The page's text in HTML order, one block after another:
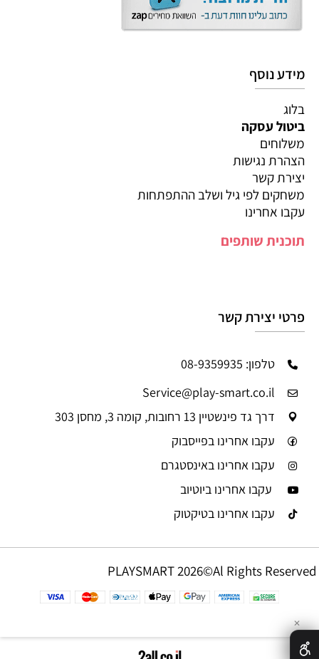
מידע נוסף
בלוג
ביטול עסקה
משלוחים
הצהרת נגישות
יצירת קשר
משחקים לפי גיל ושלב ההתפתחות
עקבו אחרינו
תוכנית שותפים
פרטי יצירת קשר
טלפון: 08-9359935
Service@play-smart.co.il
דרך גד פינשטיין 13 רחובות, קומה 3, מחסן 303
עקבו אחרינו בפייסבוק
עקבו אחרינו באינסטגרם
עקבו אחרינו ביוטיוב
עקבו אחרינו בטיקטוק
PLAYSMART 2026©Al Rights Reserved
✕